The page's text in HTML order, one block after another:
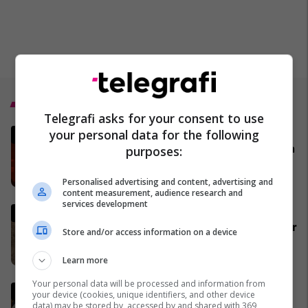
MINUTË PAS MINUTE - Lufta po
vazhdon në Iran dhe në Lindjen
e Mesme
28/02/2026
Qytetarja dorëzon portofolin e
gjetur në Shtime, pronari e merr
Vaktia e Ramazanit 2026 në
Kosovë
Telegrafi asks for your consent to use
your personal data for the following
purposes:
Personalised advertising and content, advertising and
content measurement, audience research and
services development
Store and/or access information on a device
Learn more
Your personal data will be processed and information from
your device (cookies, unique identifiers, and other device
data) may be stored by, accessed by and shared with 369